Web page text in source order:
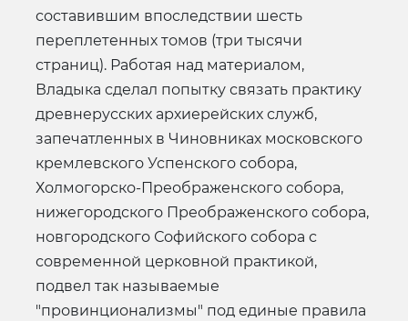
составившим впоследствии шесть
переплетенных томов (три тысячи
страниц). Работая над материалом,
Владыка сделал попытку связать практику
древнерусских архиерейских служб,
запечатленных в Чиновниках московского
кремлевского Успенского собора,
Холмогорско-Преображенского собора,
нижегородского Преображенского собора,
новгородского Софийского собора с
современной церковной практикой,
подвел так называемые
"провинционализмы" под единые правила